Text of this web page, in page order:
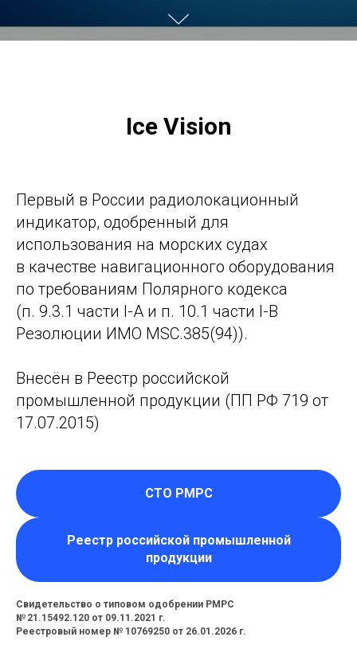
Ice Vision
Первый в России радиолокационный
индикатор, одобренный для
использования на морских судах
в качестве навигационного оборудования
по требованиям Полярного кодекса
(п. 9.3.1 части I-A и п. 10.1 части I-B
Резолюции ИМО MSC.385(94)).
Внесён в Реестр российской
промышленной продукции (ПП РФ 719 от
17.07.2015)
СТО РМРС
Реестр российской промышленной
продукции
Свидетельство о типовом одобрении РМРС
№ 21.15492.120 от 09.11.2021 г.
Реестровый номер № 10769250 от 26.01.2026 г.